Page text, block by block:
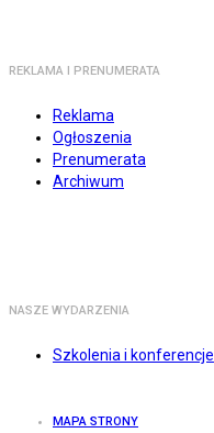
REKLAMA I PRENUMERATA
Reklama
Ogłoszenia
Prenumerata
Archiwum
NASZE WYDARZENIA
Szkolenia i konferencje
MAPA STRONY